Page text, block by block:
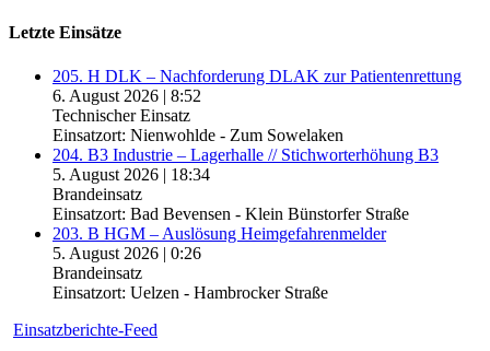
Letzte Einsätze
205. H DLK – Nachforderung DLAK zur Patientenrettung
6. August 2026 | 8:52
Technischer Einsatz
Einsatzort: Nienwohlde - Zum Sowelaken
204. B3 Industrie – Lagerhalle // Stichworterhöhung B3
5. August 2026 | 18:34
Brandeinsatz
Einsatzort: Bad Bevensen - Klein Bünstorfer Straße
203. B HGM – Auslösung Heimgefahrenmelder
5. August 2026 | 0:26
Brandeinsatz
Einsatzort: Uelzen - Hambrocker Straße
Einsatzberichte-Feed